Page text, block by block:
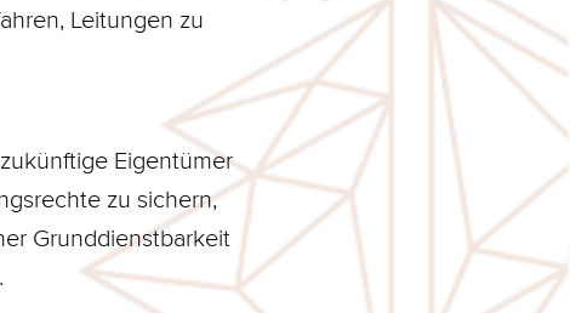
Leitungen zu
Eigentümer
zu sichern,
Grunddienstbarkeit
.